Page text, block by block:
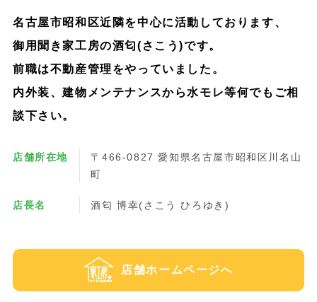
名古屋市昭和区近隣を中心に活動しております、
御用聞き家工房の酒匂(さこう)です。
前職は不動産管理をやっていました。
内外装、建物メンテナンスから水モレ等何でもご相
談下さい。
店舗所在地
〒466-0827 愛知県名古屋市昭和区川名山
町
店長名 酒匂 博幸(さこう ひろゆき)
店舗ホームページへ